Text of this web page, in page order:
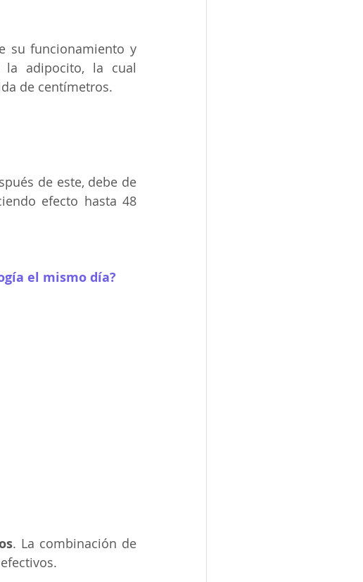
su funcionamiento y
adipocito, la cual
de centímetros.
de este, debe de
efecto hasta 48
el mismo día?
. La combinación de